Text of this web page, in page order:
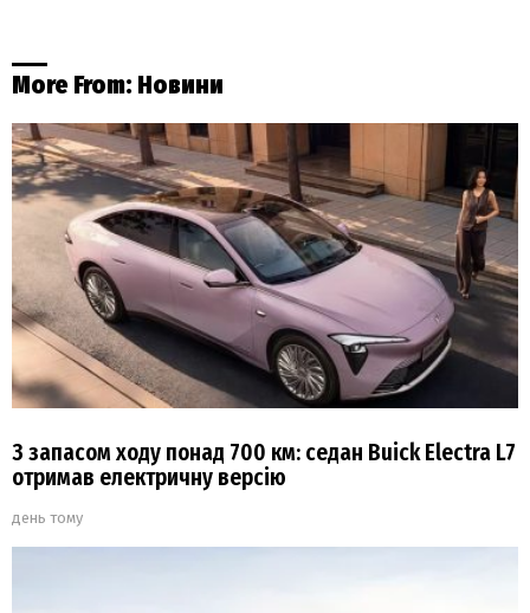
More From: Новини
З запасом ходу понад 700 км: седан Buick Electra L7
отримав електричну версію
день тому